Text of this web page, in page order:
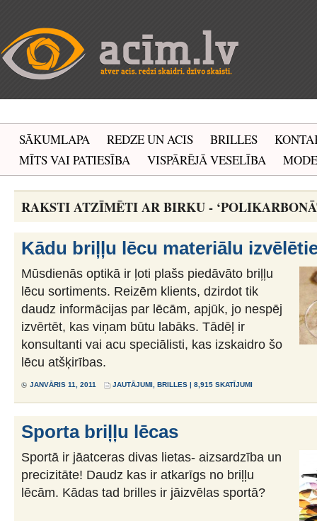
SĀKUMLAPA REDZE UN ACIS BRILLES
MĪTS VAI PATIESĪBA
VISPĀRĒJĀ VESELĪBA MODE
RAKSTI ATZĪMĒTI AR BIRKU -
Kādu briļļu lēcu materiālu
Mūsdienās optikā ir ļoti plašs piedāvāto briļļu
lēcu sortiments. Reizēm klients, dzirdot tik
daudz informācijas par lēcām, apjūk, jo nespēj
izvērtēt, kas viņam būtu labāks. Tādēļ ir
konsultanti vai acu speciālisti, kas izskaidro šo
lēcu atšķirības.
JANVĀRIS 11, 2011 JAUTĀJUMI BRILLES | 8,915 SKATĪJUMI
Sporta briļļu lēcas
Sportā ir jāatceras divas lietas- aizsardzība un
precizitāte! Daudz kas ir atkarīgs no briļļu
lēcām. Kādas tad brilles ir jāizvēlas sportā?